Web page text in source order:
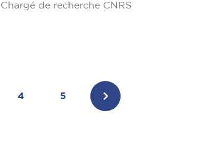
Chargé de recherche CNRS
4 5